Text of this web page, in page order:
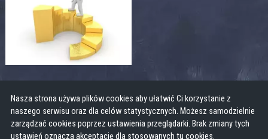
Nasza strona używa plików cookies aby ułatwić Ci korzystanie z
naszego serwisu oraz dla celów statystycznych. Możesz samodzielnie
zarządzać cookies poprzez ustawienia przeglądarki. Brak zmiany tych
ustawień oznacza akceptację dla stosowanych tu cookies.